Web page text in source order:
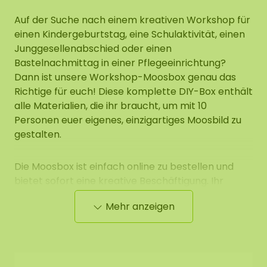
Auf der Suche nach einem kreativen Workshop für
einen Kindergeburtstag, eine Schulaktivität, einen
Junggesellenabschied oder einen
Bastelnachmittag in einer Pflegeeinrichtung?
Dann ist unsere Workshop-Moosbox genau das
Richtige für euch! Diese komplette DIY-Box enthält
alle Materialien, die ihr braucht, um mit 10
Personen euer eigenes, einzigartiges Moosbild zu
gestalten.
Die Moosbox ist einfach online zu bestellen und
müsst euch keine Sorgen machen, schnell
loszulegen – das enthaltene Moos ist konserviert
und benötigt weder Pflege noch Tageslicht. Die
Mehr anzeigen